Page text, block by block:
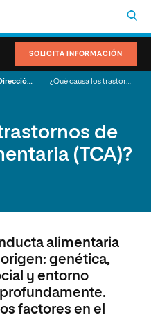
SOLICITA INFORMACIÓN
Gestión y Dirección Sanitaria
de
(TCA)?
alimentaria
genética,
y entorno
factores en el